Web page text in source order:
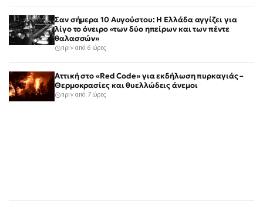
Σαν σήμερα 10 Αυγούστου: Η Ελλάδα αγγίζει για
λίγο το όνειρο «των δύο ηπείρων και των πέντε
θαλασσών»
πριν από 6 ώρες
Αττική στο «Red Code» για εκδήλωση πυρκαγιάς –
Θερμοκρασίες και θυελλώδεις άνεμοι
πριν από 7 ώρες